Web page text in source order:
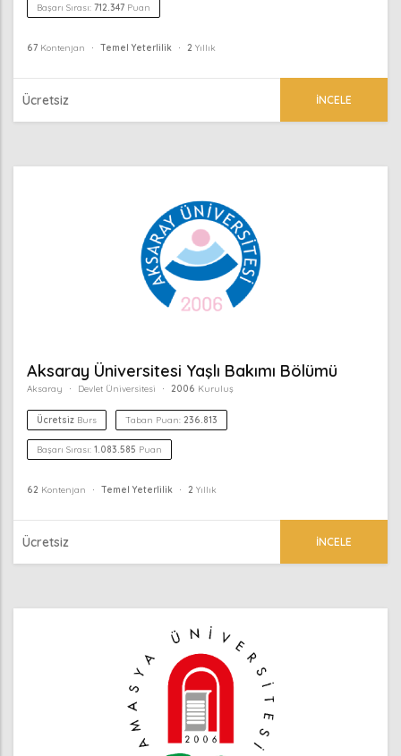
Başarı Sırası: 712.347 Puan
67 Kontenjan Temel Yeterlilik 2 Yıllık
Ücretsiz İNCELE
Aksaray Üniversitesi Yaşlı Bakımı Bölümü
Aksaray Devlet Üniversitesi 2006 Kuruluş
Ücretsiz Burs Taban Puan: 236.813
Başarı Sırası: 1.083.585 Puan
62 Kontenjan Temel Yeterlilik 2 Yıllık
Ücretsiz İNCELE